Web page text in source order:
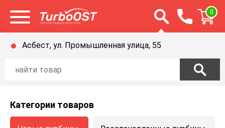
Открыть меню Открыть строку
0
Асбест, ул. Промышленная улица, 55
Категории товаров